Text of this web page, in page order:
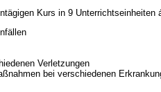
Kurs in 9 Unterrichtseinheiten
Verletzungen
bei verschiedenen